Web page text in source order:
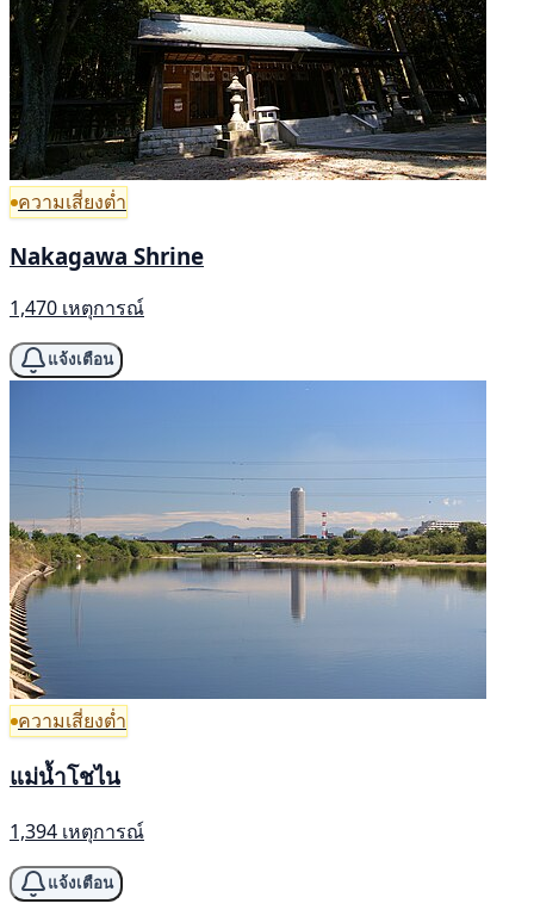
ความเสี่ยงต่ำ
Nakagawa Shrine
1,470 เหตุการณ์
แจ้งเตือน
ความเสี่ยงต่ำ
แม่น้ำโชไน
1,394 เหตุการณ์
แจ้งเตือน